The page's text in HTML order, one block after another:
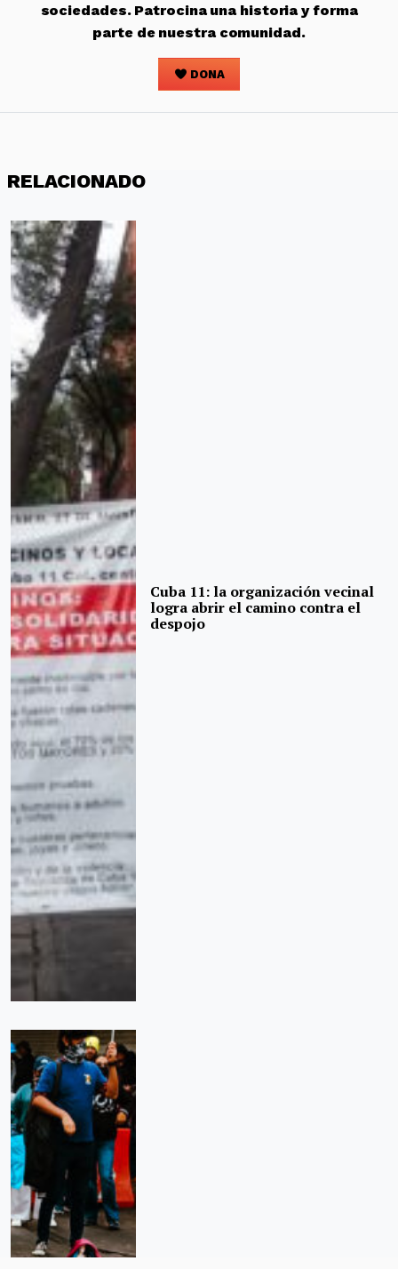
sociedades. Patrocina una historia y forma
parte de nuestra comunidad.
DONA
RELACIONADO
Cuba 11: la organización vecinal
logra abrir el camino contra el
despojo